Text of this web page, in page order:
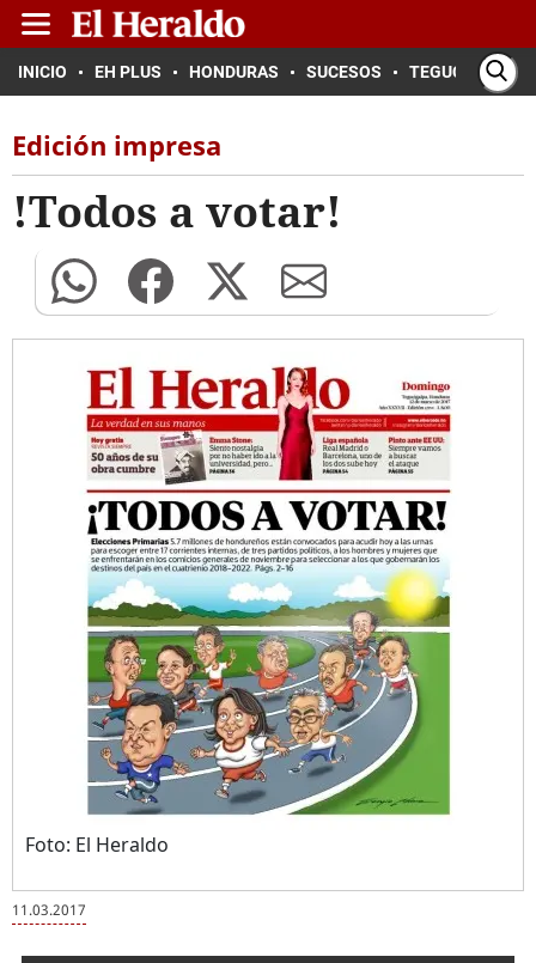
INICIO EH PLUS HONDURAS SUCESOS TEGUCIGALPA
Edición impresa
!Todos a votar!
Foto: El Heraldo
11.03.2017